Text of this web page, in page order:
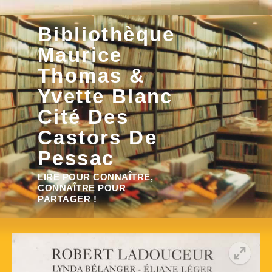
Aller
au
contenuBibliothèque
Maurice
Thomas &
Yvette Blanc
Cité Des
Castors De
Pessac
LIRE POUR CONNAÎTRE,
CONNAÎTRE POUR
PARTAGER !
Rechercher :